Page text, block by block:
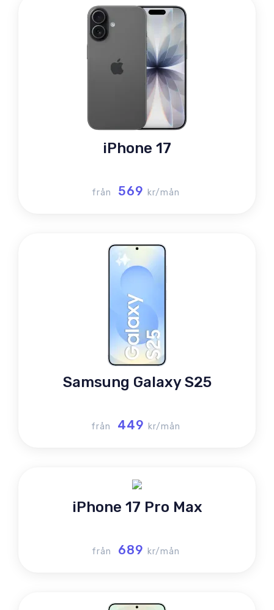
iPhone 17
från 569 kr/mån
Samsung Galaxy S25
från 449 kr/mån
iPhone 17 Pro Max
från 689 kr/mån